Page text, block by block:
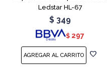
Ledstar HL-67
$ 349
$ 297